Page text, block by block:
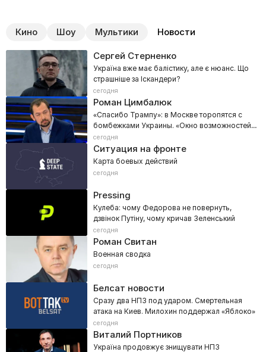
Кино Шоу Мультики Новости
Сергей Стерненко
Україна вже має балістику, але є нюанс. Що
страшніше за Іскандери?
сегодня
Роман Цимбалюк
«Спасибо Трампу»: в Москве торопятся с
бомбежками Украины. «Окно возможностей
скоро закроется»!
сегодня
Ситуация на фронте
Карта боевых действий
сегодня
Pressing
Кулеба: чому Федорова не повернуть,
дзвінок Путіну, чому кричав Зеленський
сегодня
Роман Свитан
Военная сводка
сегодня
Белсат новости
Сразу два НПЗ под ударом. Смертельная
атака на Киев. Милохин поддержал «Яблоко»
сегодня
Виталий Портников
Україна продовжує знищувати НПЗ